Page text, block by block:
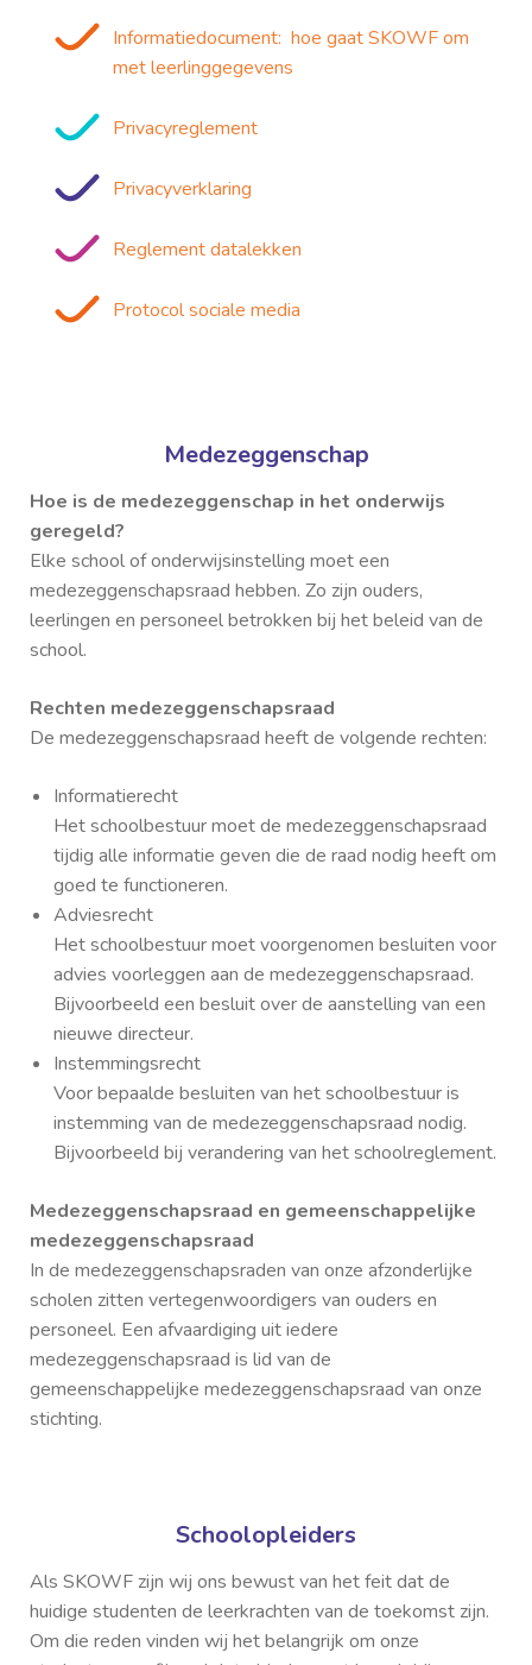
Informatiedocument: hoe gaat SKOWF om
met leerlinggegevens
Privacyreglement
Privacyverklaring
Reglement datalekken
Protocol sociale media
Medezeggenschap
Hoe is de medezeggenschap in het onderwijs
geregeld?
Elke school of onderwijsinstelling moet een
medezeggenschapsraad hebben. Zo zijn ouders,
leerlingen en personeel betrokken bij het beleid van de
school.
Rechten medezeggenschapsraad
De medezeggenschapsraad heeft de volgende rechten:
Informatierecht
Het schoolbestuur moet de medezeggenschapsraad
tijdig alle informatie geven die de raad nodig heeft om
goed te functioneren.
Adviesrecht
Het schoolbestuur moet voorgenomen besluiten voor
advies voorleggen aan de medezeggenschapsraad.
Bijvoorbeeld een besluit over de aanstelling van een
nieuwe directeur.
Instemmingsrecht
Voor bepaalde besluiten van het schoolbestuur is
instemming van de medezeggenschapsraad nodig.
Bijvoorbeeld bij verandering van het schoolreglement.
Medezeggenschapsraad en gemeenschappelijke
medezeggenschapsraad
In de medezeggenschapsraden van onze afzonderlijke
scholen zitten vertegenwoordigers van ouders en
personeel. Een afvaardiging uit iedere
medezeggenschapsraad is lid van de
gemeenschappelijke medezeggenschapsraad van onze
stichting.
Schoolopleiders
Als SKOWF zijn wij ons bewust van het feit dat de
huidige studenten de leerkrachten van de toekomst zijn.
Om die reden vinden wij het belangrijk om onze